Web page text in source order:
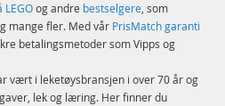
LEGOog andre bestselgere, som
mange fler. Med vår PrisMatch garanti
betalingsmetoder som Vipps og
vært i leketøysbransjen i over 70 år og
lek og læring. Her finner du